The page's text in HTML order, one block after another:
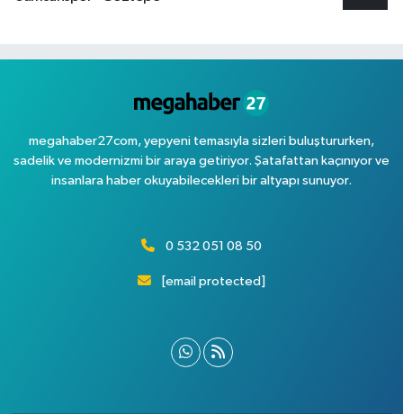
megahaber27com, yepyeni temasıyla sizleri buluştururken,
sadelik ve modernizmi bir araya getiriyor. Şatafattan kaçınıyor ve
insanlara haber okuyabilecekleri bir altyapı sunuyor.
0 532 051 08 50
[email protected]